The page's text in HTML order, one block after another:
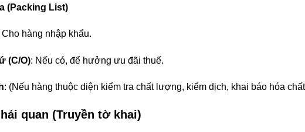
(Packing List)
Cho hàng nhập khẩu.
(C/O): Nếu có, để hưởng ưu đãi thuế.
: (Nếu hàng thuộc diện kiểm tra chất lượng, kiểm dịch, khai báo hóa
quan (Truyền tờ khai)